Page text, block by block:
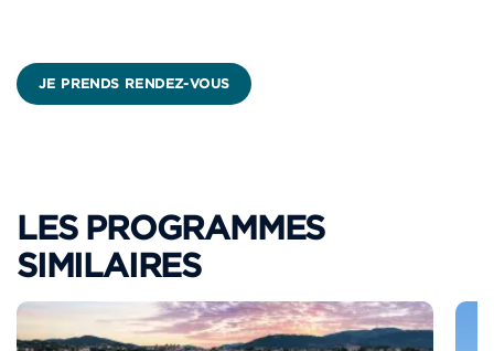
JE PRENDS RENDEZ-VOUS
LES PROGRAMMES
SIMILAIRES